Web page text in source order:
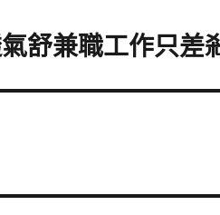
舒兼職工作只差